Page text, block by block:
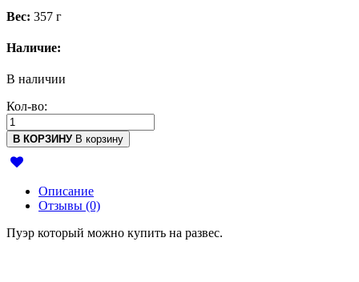
Вес: 357 г
Наличие:
В наличии
Кол-во:
В КОРЗИНУ В корзину
Описание
Отзывы (0)
Пуэр который можно купить на развес.